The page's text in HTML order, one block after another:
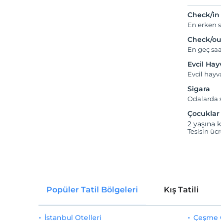
Check/in
En erken
Check/
En geç
Evcil
Evcil
Sigara
Odalarda
Çocuklar
2 yaşına
Tesisin
Popüler Tatil Bölgeleri Kış Tatili
İstanbul Otelleri Çeşme